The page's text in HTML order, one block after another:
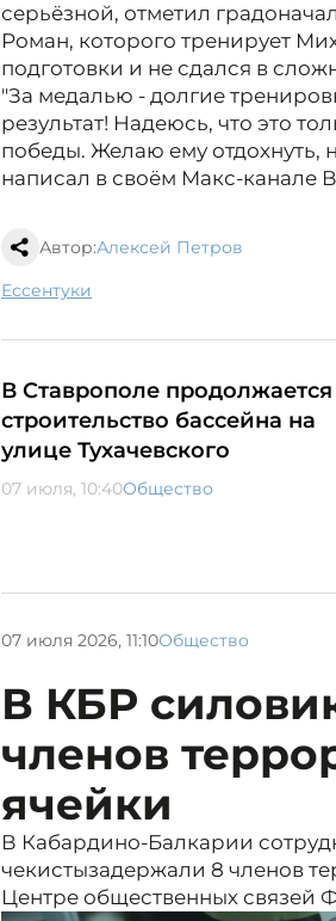
серьёзной, отметил
Роман, которого тренирует
подготовки и не сдался в
"За медалью - долгие
результат! Надеюсь, что это
победы. Желаю ему отдохнуть,
написал в своём Макс-канале
Автор:Алексей Петров
Ессентуки
В Ставрополе продолжается
строительство бассейна на
улице Тухачевского
07 июля, 10:40Общество
07 июля 2026, 11:10Общество
В КБР
членов
ячейки
В Кабардино-Балкарии
чекистызадержали 8 членов
Центре общественных связей